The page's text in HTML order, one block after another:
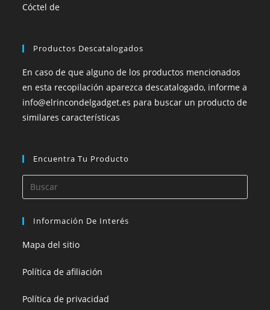
Cóctel de
Productos Descatalogados
En caso de que alguno de los productos mencionados
en esta recopilación aparezca descatalogado, informe a
info@elrincondelgadget.es para buscar un producto de
similares características
Encuentra Tu Producto
Información De Interés
Mapa del sitio
Política de afiliación
Política de privacidad